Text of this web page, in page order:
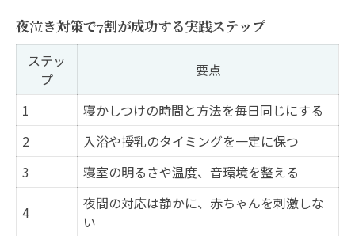
夜泣き対策で7割が成功する実践ステップ
ステッ
プ
要点
1
寝かしつけの時間と方法を毎日同じにする
2
入浴や授乳のタイミングを一定に保つ
3
寝室の明るさや温度、音環境を整える
4
夜間の対応は静かに、赤ちゃんを刺激しな
い